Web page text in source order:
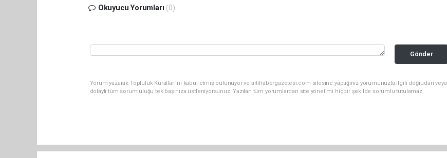
Okuyucu Yorumları (0)
Gönder
Yorum yazarak Topluluk Kuralları’nı kabul etmiş bulunuyor ve artihabergazetesi.com sitesine yaptığınız yorumunuzla ilgili doğrudan veya
dolaylı tüm sorumluluğu tek başınıza üstleniyorsunuz. Yazılan tüm yorumlardan site yönetimi hiçbir şekilde sorumlu tutulamaz.